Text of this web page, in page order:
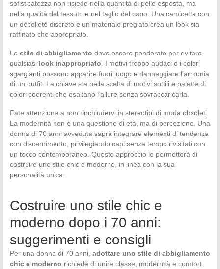
sofisticatezza non risiede nella quantità di pelle esposta, ma
nella qualità del tessuto e nel taglio del capo. Una camicetta con
un décolleté discreto e un materiale pregiato crea un look sia
raffinato che appropriato.
Lo stile di abbigliamento deve essere ponderato per evitare
qualsiasi look inappropriato . I motivi troppo audaci o i colori
sgargianti possono apparire fuori luogo e danneggiare l’armonia
di un outfit. La chiave sta nella scelta di motivi sottili e palette di
colori coerenti che esaltano l’allure senza sovraccaricarla.
Fate attenzione a non rinchiudervi in stereotipi di moda obsoleti.
La modernità non è una questione di età, ma di percezione. Una
donna di 70 anni avveduta saprà integrare elementi di tendenza
con discernimento, privilegiando capi senza tempo rivisitati con
un tocco contemporaneo. Questo approccio le permetterà di
costruire uno stile chic e moderno, in linea con la sua
personalità unica.
Costruire uno stile chic e
moderno dopo i 70 anni:
suggerimenti e consigli
Per una donna di 70 anni, adottare uno stile di abbigliamento
chic e moderno richiede di unire classe, modernità e comfort.